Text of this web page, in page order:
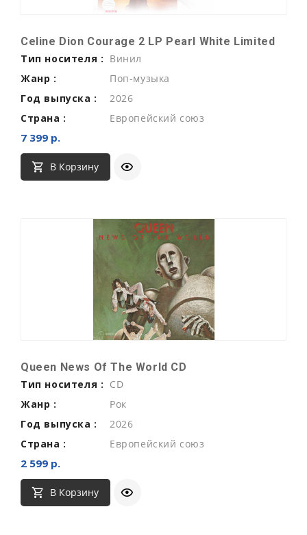
Celine Dion Courage 2 LP Pearl White Limited
Тип носителя : Винил
Жанр :
Поп-музыка
Год выпуска :
2026
Страна :
Европейский союз
7 399 р.
В Корзину
Queen News Of The World CD
Тип носителя : CD
Жанр :
Рок
Год выпуска :
2026
Страна :
Европейский союз
2 599 р.
В Корзину